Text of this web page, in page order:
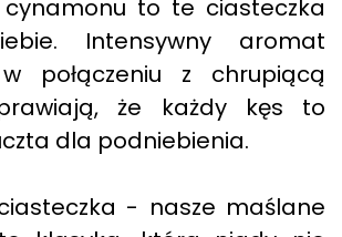
cynamonu to te ciasteczka
Intensywny aromat
połączeniu z chrupiącą
że każdy kęs to
dla podniebienia.
- nasze maślane